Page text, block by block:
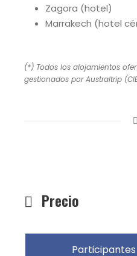
Zagora (hotel)
Marrakech (hotel
(*) Todos los alojamientos
gestionados por Australtrip
Precio
Participantes